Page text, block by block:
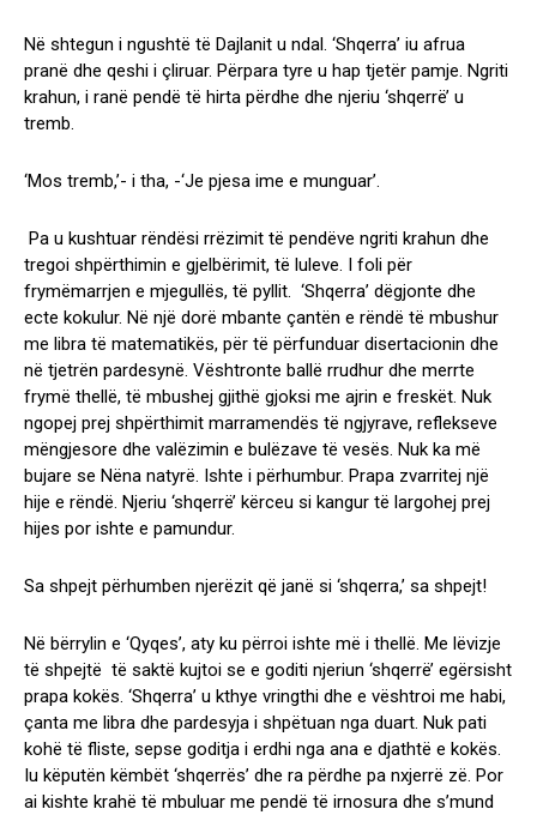
Në shtegun i ngushtë të Dajlanit u ndal. ‘Shqerra’ iu afrua
pranë dhe qeshi i çliruar. Përpara tyre u hap tjetër pamje. Ngriti
krahun, i ranë pendë të hirta përdhe dhe njeriu ‘shqerrë’ u
tremb.
‘Mos tremb,’- i tha, -‘Je pjesa ime e munguar’.
Pa u kushtuar rëndësi rrëzimit të pendëve ngriti krahun dhe
tregoi shpërthimin e gjelbërimit, të luleve. I foli për
frymëmarrjen e mjegullës, të pyllit. ‘Shqerra’ dëgjonte dhe
ecte kokulur. Në një dorë mbante çantën e rëndë të mbushur
me libra të matematikës, për të përfunduar disertacionin dhe
në tjetrën pardesynë. Vështronte ballë rrudhur dhe merrte
frymë thellë, të mbushej gjithë gjoksi me ajrin e freskët. Nuk
ngopej prej shpërthimit marramendës të ngjyrave, reflekseve
mëngjesore dhe valëzimin e bulëzave të vesës. Nuk ka më
bujare se Nëna natyrë. Ishte i përhumbur. Prapa zvarritej një
hije e rëndë. Njeriu ‘shqerrë’ kërceu si kangur të largohej prej
hijes por ishte e pamundur.
Sa shpejt përhumben njerëzit që janë si ‘shqerra,’ sa shpejt!
Në bërrylin e ‘Qyqes’, aty ku përroi ishte më i thellë. Me lëvizje
të shpejtë të saktë kujtoi se e goditi njeriun ‘shqerrë’ egërsisht
prapa kokës. ‘Shqerra’ u kthye vringthi dhe e vështroi me habi,
çanta me libra dhe pardesyja i shpëtuan nga duart. Nuk pati
kohë të fliste, sepse goditja i erdhi nga ana e djathtë e kokës.
Iu këputën këmbët ‘shqerrës’ dhe ra përdhe pa nxjerrë zë. Por
ai kishte krahë të mbuluar me pendë të irnosura dhe s’mund